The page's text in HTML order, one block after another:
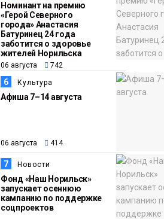
Номинант на премию
«Герой Северного
города» Анастасия
Батуринец 24 года
заботится о здоровье
жителей Норильска
06 августа 742
6 Культура
Афиша 7–14 августа
06 августа 414
7 Новости
Фонд «Наш Норильск»
запускает осеннюю
кампанию по поддержке
соцпроектов